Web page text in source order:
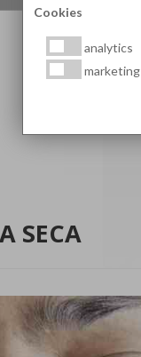
SECA
Cookies
analytics
marketing